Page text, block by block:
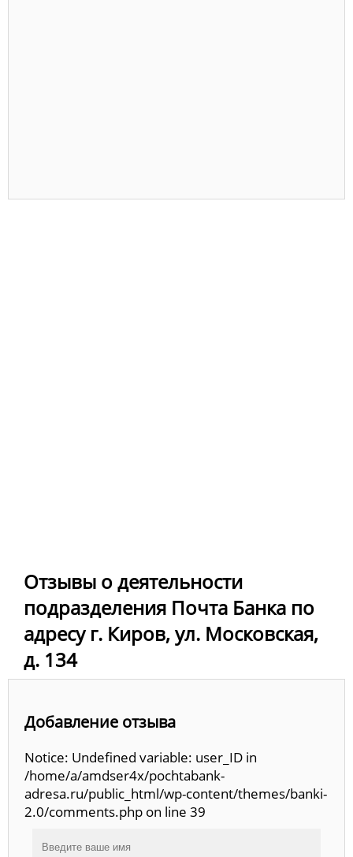
Отзывы о деятельности
подразделения Почта Банка по
адресу г. Киров, ул. Московская,
д. 134
Добавление отзыва
Notice: Undefined variable: user_ID in
/home/a/amdser4x/pochtabank-
adresa.ru/public_html/wp-content/themes/banki-
2.0/comments.php on line 39